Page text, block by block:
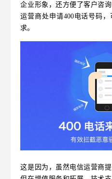
企业形象，还方便了客户咨
运营商处申请400电话号码
求。
这是因为，虽然电信运营商